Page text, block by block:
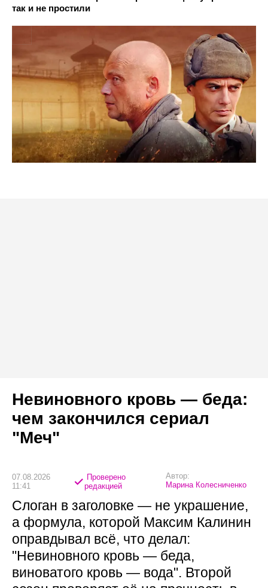
так и не простили
Невиновного кровь — беда:
чем закончился сериал
"Меч"
07.08.2026
11:41
Проверено
редакцией
Автор:
Марина Колесниченко
Слоган в заголовке — не украшение,
а формула, которой Максим Калинин
оправдывал всё, что делал:
"Невиновного кровь — беда,
виноватого кровь — вода". Второй